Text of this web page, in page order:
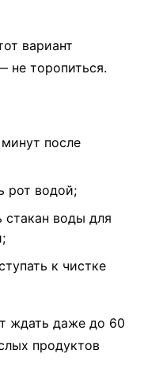
вариант
не торопиться.
после
рот водой;
воды для
к чистке
ждать даже до 60
продуктов